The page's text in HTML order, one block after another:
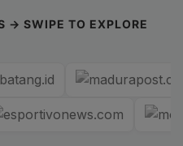
→ SWIPE TO EXPLORE